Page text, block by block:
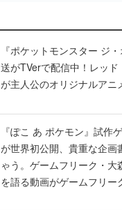
『ポケットモンスター ジ
送がTVerで配信中！レッド
が主人公のオリジナルアニ
『ぽこ あ ポケモン』試作
が世界初公開、貴重な企画
ゃう。ゲームフリーク・大
を語る動画がゲームフリー